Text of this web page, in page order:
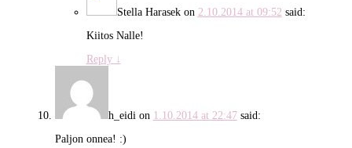
Stella Harasekon 2.10.2014 at 09:52 said:
Kiitos Nalle!
Reply ↓
h_eidi on 1.10.2014 at 22:47 said:
Paljon onnea! :)